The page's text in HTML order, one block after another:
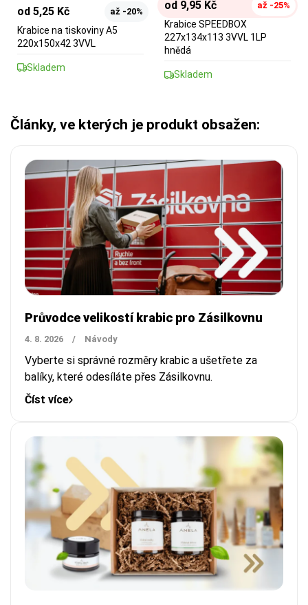
od 5,25 Kč až -20%
Krabice na tiskoviny A5
220x150x42 3VVL
Skladem
od 9,95 Kč až -25%
Krabice SPEEDBOX
227x134x113 3VVL 1LP
hnědá
Skladem
Články, ve kterých je produkt obsažen:
Průvodce velikostí krabic pro Zásilkovnu
4. 8. 2026 / Návody
Vyberte si správné rozměry krabic a ušetřete za
balíky, které odesíláte přes Zásilkovnu.
Číst více